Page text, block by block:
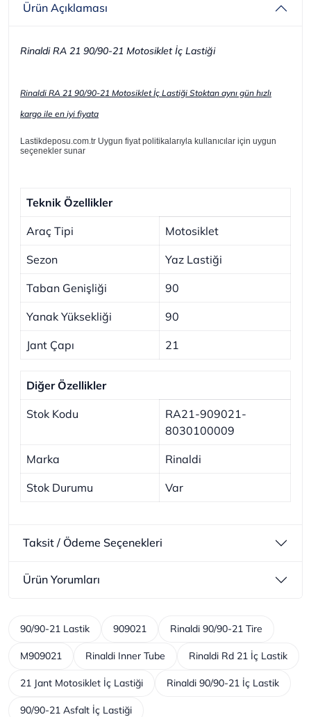
Ürün Açıklaması
Rinaldi RA 21 90/90-21 Motosiklet İç Lastiği
Rinaldi RA 21 90/90-21 Motosiklet İç Lastiği Stoktan aynı gün hızlı
kargo ile en iyi fiyata
Lastikdeposu.com.tr Uygun fiyat politikalarıyla kullanıcılar için uygun
seçenekler sunar
Teknik Özellikler
Araç Tipi Motosiklet
Sezon Yaz Lastiği
Taban Genişliği 90
Yanak Yüksekliği 90
Jant Çapı 21
Diğer Özellikler
Stok Kodu
RA21-909021-
8030100009
Marka Rinaldi
Stok Durumu Var
Taksit / Ödeme Seçenekleri
Ürün Yorumları
90/90-21 Lastik 909021 Rinaldi 90/90-21 Tire
M909021 Rinaldi Inner Tube Rinaldi Rd 21 İç Lastik
21 Jant Motosiklet İç Lastiği Rinaldi 90/90-21 İç Lastik
90/90-21 Asfalt İç Lastiği